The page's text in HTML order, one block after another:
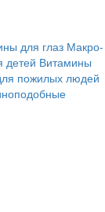
для глаз Макро-
детей Витамины
пожилых людей